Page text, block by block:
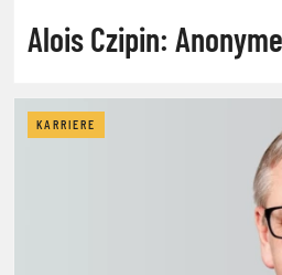
Alois Czipin:
KARRIERE